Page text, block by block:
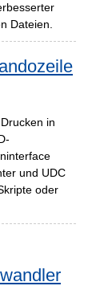
Dateien.
in
und UDC
oder